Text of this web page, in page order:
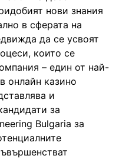
нови знания
в сферата на
да се усвоят
които се
– един от най-
онлайн казино
и
за
Bulgaria за